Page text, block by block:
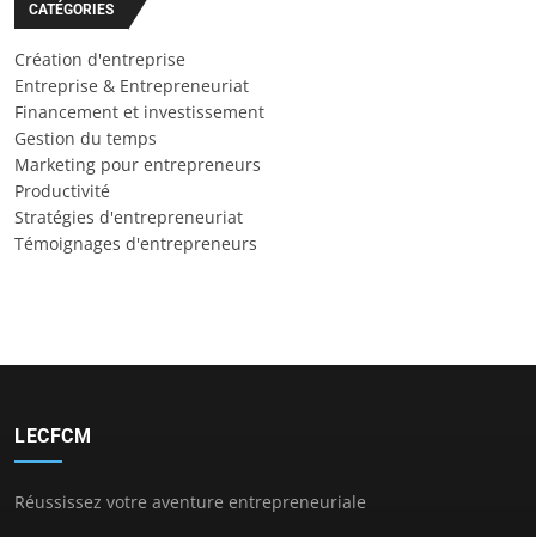
CATÉGORIES
Création d'entreprise
Entreprise & Entrepreneuriat
Financement et investissement
Gestion du temps
Marketing pour entrepreneurs
Productivité
Stratégies d'entrepreneuriat
Témoignages d'entrepreneurs
LECFCM
Réussissez votre aventure entrepreneuriale